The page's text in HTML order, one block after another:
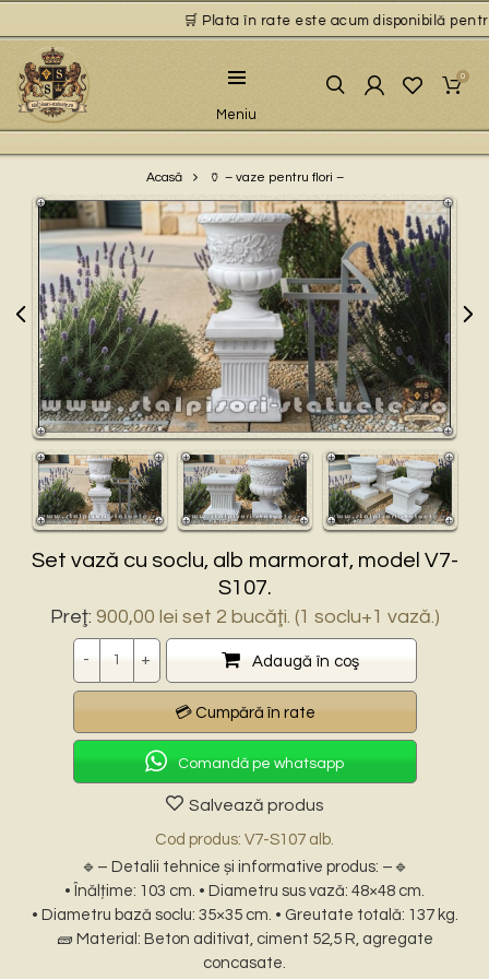
🛒 Plata în rate este acum disponibilă
Meniu
0
Acasă 🏺 – vaze pentru flori –
Play
Set vază cu soclu, alb marmorat, model V7-
S107.
Preţ: 900,00 lei set 2 bucăţi. (1 soclu+1 vază.)
Adaugă în coş
Comandă pe whatsapp
Salvează produs
Cod produs: V7-S107 alb.
🔹– Detalii tehnice și informative produs: –🔹
• Înălțime: 103 cm. • Diametru sus vază: 48×48 cm.
• Diametru bază soclu: 35×35 cm. • Greutate totală: 137 kg.
🧱 Material: Beton aditivat, ciment 52,5 R, agregate
concasate.